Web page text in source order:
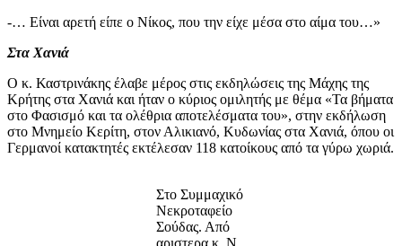
-… Είναι αρετή είπε ο Νίκος, που την είχε μέσα στο αίμα του…»
Στα Χανιά
Ο κ. Καστρινάκης έλαβε μέρος στις εκδηλώσεις της Μάχης της
Κρήτης στα Χανιά και ήταν ο κύριος ομιλητής με θέμα «Τα βήματα
στο Φασισμό και τα ολέθρια αποτελέσματα του», στην εκδήλωση
στο Μνημείο Κερίτη, στον Αλικιανό, Κυδωνίας στα Χανιά, όπου οι
Γερμανοί κατακτητές εκτέλεσαν 118 κατοίκους από τα γύρω χωριά.
Στο Συμμαχικό
Νεκροταφείο
Σούδας. Από
αριστερα κ, Ν.